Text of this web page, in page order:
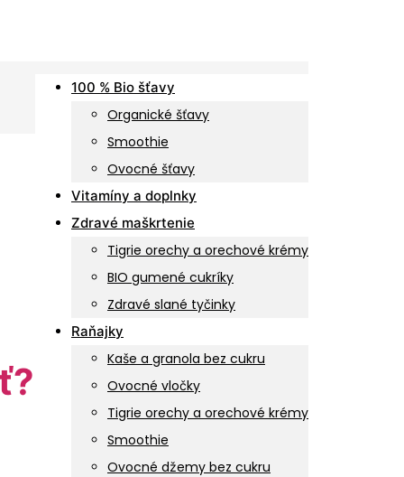
100 % Bio šťavy
Organické šťavy
Smoothie
Ovocné šťavy
Vitamíny a doplnky
Zdravé maškrtenie
Tigrie orechy a orechové krémy
BIO gumené cukríky
Zdravé slané tyčinky
Raňajky
Kaše a granola bez cukru
Ovocné vločky
Tigrie orechy a orechové krémy
Smoothie
Ovocné džemy bez cukru